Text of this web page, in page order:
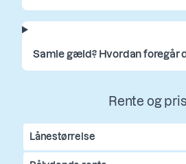
Samle gæld? Hvordan foregår
Rente og
Lånestørrelse